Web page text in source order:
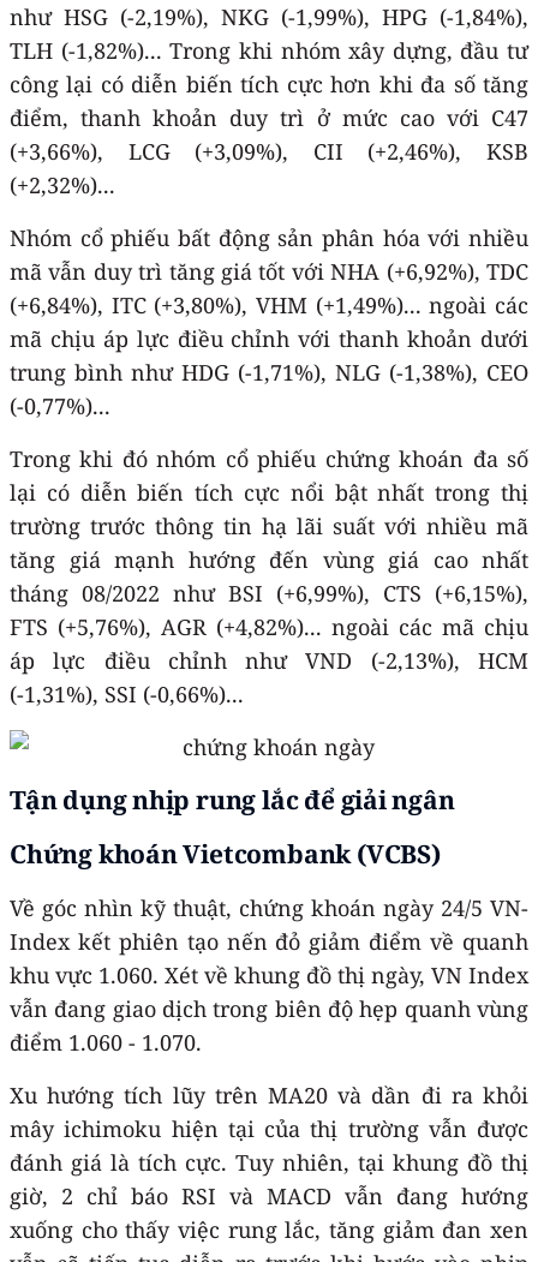
như HSG (-2,19%), NKG (-1,99%), HPG (-1,84%),
TLH (-1,82%)... Trong khi nhóm xây dựng, đầu tư
công lại có diễn biến tích cực hơn khi đa số tăng
điểm, thanh khoản duy trì ở mức cao với C47
(+3,66%), LCG (+3,09%), CII (+2,46%), KSB
(+2,32%)...
Nhóm cổ phiếu bất động sản phân hóa với nhiều
mã vẫn duy trì tăng giá tốt với NHA (+6,92%), TDC
(+6,84%), ITC (+3,80%), VHM (+1,49%)... ngoài các
mã chịu áp lực điều chỉnh với thanh khoản dưới
trung bình như HDG (-1,71%), NLG (-1,38%), CEO
(-0,77%)...
Trong khi đó nhóm cổ phiếu chứng khoán đa số
lại có diễn biến tích cực nổi bật nhất trong thị
trường trước thông tin hạ lãi suất với nhiều mã
tăng giá mạnh hướng đến vùng giá cao nhất
tháng 08/2022 như BSI (+6,99%), CTS (+6,15%),
FTS (+5,76%), AGR (+4,82%)... ngoài các mã chịu
áp lực điều chỉnh như VND (-2,13%), HCM
(-1,31%), SSI (-0,66%)...
Tận dụng nhịp rung lắc để giải ngân
Chứng khoán Vietcombank (VCBS)
Về góc nhìn kỹ thuật, chứng khoán ngày 24/5 VN-
Index kết phiên tạo nến đỏ giảm điểm về quanh
khu vực 1.060. Xét về khung đồ thị ngày, VN Index
vẫn đang giao dịch trong biên độ hẹp quanh vùng
điểm 1.060 - 1.070.
Xu hướng tích lũy trên MA20 và dần đi ra khỏi
mây ichimoku hiện tại của thị trường vẫn được
đánh giá là tích cực. Tuy nhiên, tại khung đồ thị
giờ, 2 chỉ báo RSI và MACD vẫn đang hướng
xuống cho thấy việc rung lắc, tăng giảm đan xen